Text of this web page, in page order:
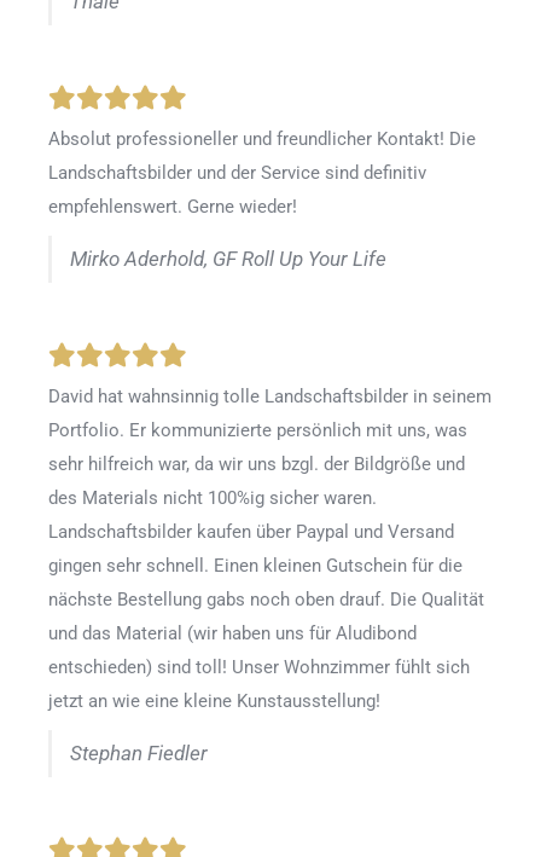
Absolut professioneller und freundlicher Kontakt! Die
Landschaftsbilder und der Service sind definitiv
empfehlenswert. Gerne wieder!
Mirko Aderhold, GF Roll Up Your Life
David hat wahnsinnig tolle Landschaftsbilder in seinem
Portfolio. Er kommunizierte persönlich mit uns, was
sehr hilfreich war, da wir uns bzgl. der Bildgröße und
des Materials nicht 100%ig sicher waren.
Landschaftsbilder kaufen über Paypal und Versand
gingen sehr schnell. Einen kleinen Gutschein für die
nächste Bestellung gabs noch oben drauf. Die Qualität
und das Material (wir haben uns für Aludibond
entschieden) sind toll! Unser Wohnzimmer fühlt sich
jetzt an wie eine kleine Kunstausstellung!
Stephan Fiedler